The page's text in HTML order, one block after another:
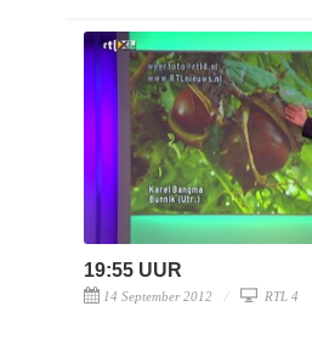
19:55 UUR
14 September 2012 RTL 4